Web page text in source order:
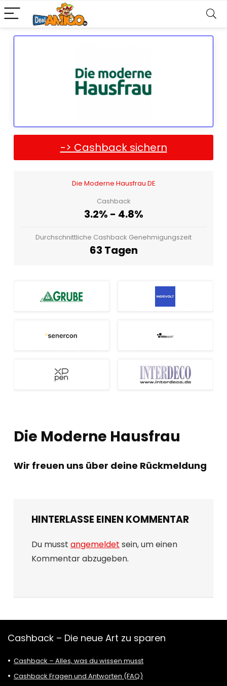
-> Cashback sichern
Die Moderne Hausfrau DE
Cashback
3.2% - 4.8%
Durchschnittliche Cashback Genehmigungszeit
63 Tagen
Die Moderne Hausfrau
Wir freuen uns über deine Rückmeldung
HINTERLASSE EINEN KOMMENTAR
Du musst angemeldet sein, um einen
Kommentar abzugeben.
Cashback – Die neue Art zu sparen
Cashback – Alles, was du wissen musst
Cashback Fragen und Antworten (FAQ)